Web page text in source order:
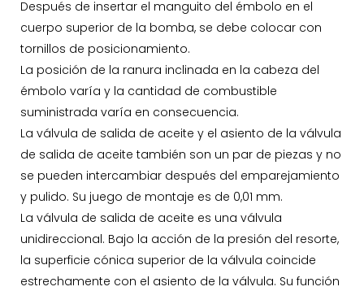
Después de insertar el manguito del émbolo en el
cuerpo superior de la bomba, se debe colocar con
tornillos de posicionamiento.
La posición de la ranura inclinada en la cabeza del
émbolo varía y la cantidad de combustible
suministrada varía en consecuencia.
La válvula de salida de aceite y el asiento de la válvula
de salida de aceite también son un par de piezas y no
se pueden intercambiar después del emparejamiento
y pulido. Su juego de montaje es de 0,01 mm.
La válvula de salida de aceite es una válvula
unidireccional. Bajo la acción de la presión del resorte,
la superficie cónica superior de la válvula coincide
estrechamente con el asiento de la válvula. Su función